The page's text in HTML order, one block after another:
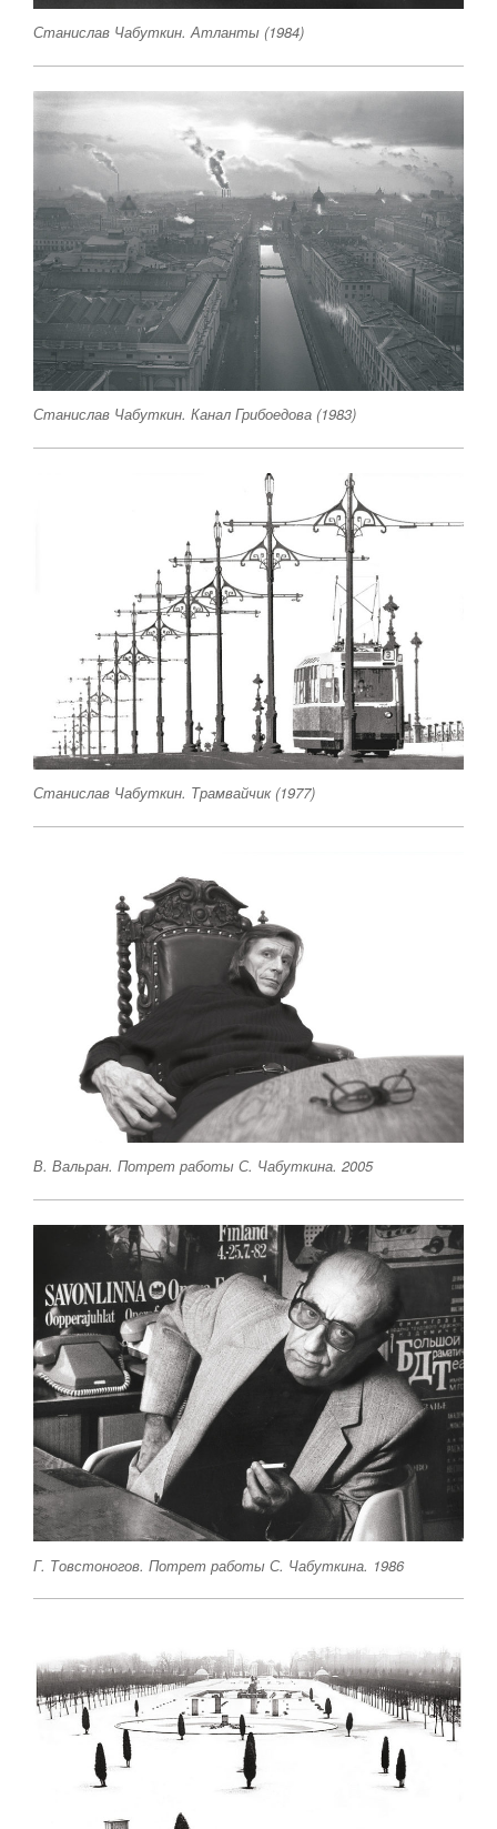
Станислав Чабуткин. Атланты (1984)
Станислав Чабуткин. Канал Грибоедова (1983)
Станислав Чабуткин. Трамвайчик (1977)
В. Вальран. Потрет работы С. Чабуткина. 2005
Г. Товстоногов. Потрет работы С. Чабуткина. 1986